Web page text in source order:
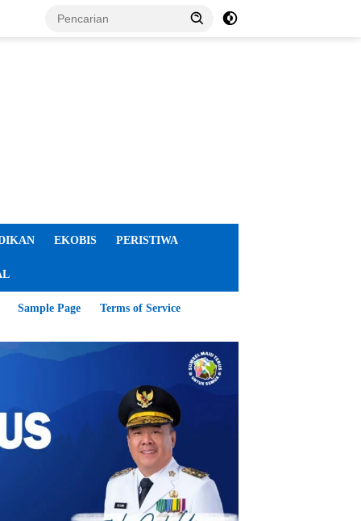
EKOBIS PERISTIWA
Sample Page Terms of Service